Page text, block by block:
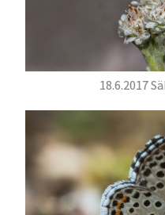
18.6.2017